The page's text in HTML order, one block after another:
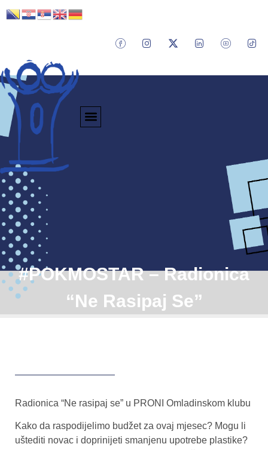
#POKMOSTAR – Radionica
“Ne Rasipaj Se”
Radionica “Ne rasipaj se” u PRONI Omladinskom klubu
Kako da raspodijelimo budžet za ovaj mjesec? Mogu li
uštediti novac i doprinijeti smanjenu upotrebe plastike?